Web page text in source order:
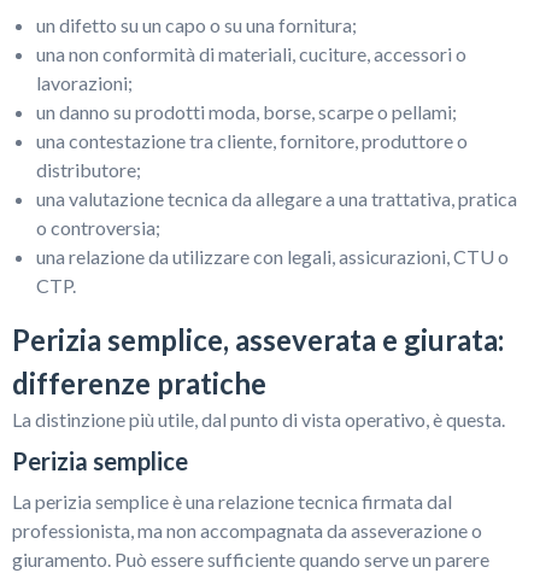
un difetto su un capo o su una fornitura;
una non conformità di materiali, cuciture, accessori o
lavorazioni;
un danno su prodotti moda, borse, scarpe o pellami;
una contestazione tra cliente, fornitore, produttore o
distributore;
una valutazione tecnica da allegare a una trattativa, pratica
o controversia;
una relazione da utilizzare con legali, assicurazioni, CTU o
CTP.
Perizia semplice, asseverata e giurata:
differenze pratiche
La distinzione più utile, dal punto di vista operativo, è questa.
Perizia semplice
La perizia semplice è una relazione tecnica firmata dal
professionista, ma non accompagnata da asseverazione o
giuramento. Può essere sufficiente quando serve un parere